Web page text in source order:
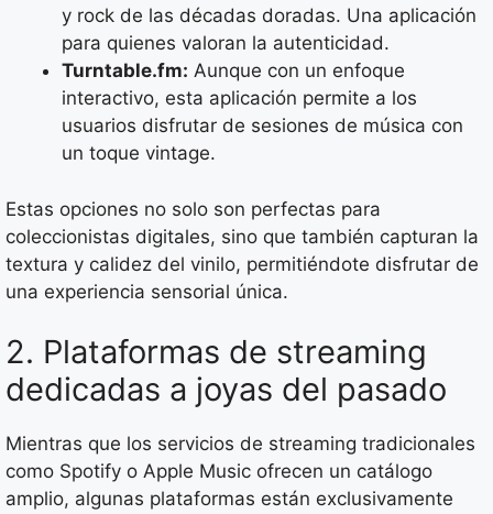
y rock de las décadas doradas. Una aplicación
para quienes valoran la autenticidad.
Turntable.fm: Aunque con un enfoque
interactivo, esta aplicación permite a los
usuarios disfrutar de sesiones de música con
un toque vintage.
Estas opciones no solo son perfectas para
coleccionistas digitales, sino que también capturan la
textura y calidez del vinilo, permitiéndote disfrutar de
una experiencia sensorial única.
2. Plataformas de streaming
dedicadas a joyas del pasado
Mientras que los servicios de streaming tradicionales
como Spotify o Apple Music ofrecen un catálogo
amplio, algunas plataformas están exclusivamente